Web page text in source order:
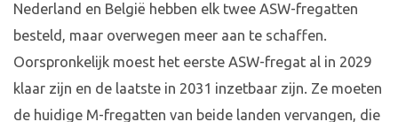
Nederland en België hebben elk twee ASW-fregatten
besteld, maar overwegen meer aan te schaffen.
Oorspronkelijk moest het eerste ASW-fregat al in 2029
klaar zijn en de laatste in 2031 inzetbaar zijn. Ze moeten
de huidige M-fregatten van beide landen vervangen, die